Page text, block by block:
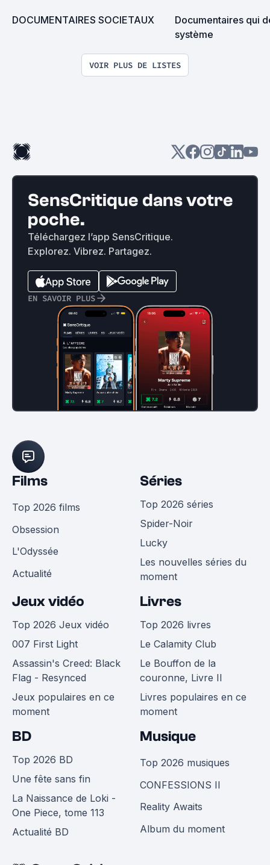
DOCUMENTAIRES SOCIETAUX
Documentaires qui
système
VOIR PLUS DE LISTES
SensCritique dans votre
poche.
Téléchargez l’app SensCritique.
Explorez. Vibrez. Partagez.
EN SAVOIR PLUS
Films
Top 2026 films
Obsession
L'Odyssée
Actualité
Séries
Top 2026 séries
Spider-Noir
Lucky
Les nouvelles séries du
moment
Jeux vidéo
Top 2026 Jeux vidéo
007 First Light
Assassin's Creed: Black
Flag - Resynced
Jeux populaires en ce
moment
Livres
Top 2026 livres
Le Calamity Club
Le Bouffon de la
couronne, Livre II
Livres populaires en ce
moment
BD
Top 2026 BD
Une fête sans fin
La Naissance de Loki -
One Piece, tome 113
Actualité BD
Musique
Top 2026 musiques
CONFESSIONS II
Reality Awaits
Album du moment